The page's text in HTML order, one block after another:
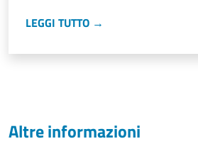
LEGGI TUTTO →
Altre informazioni